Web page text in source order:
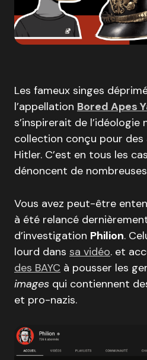
Les fameux singes
l’appellation Bored Apes
s’inspirerait de l’idéologie
collection conçu pour des
Hitler. C’est en tous les
dénoncent de
Vous avez peut-être
à été relancé
d’investigation Philion.
lourd dans sa vidéo. et
des BAYC à pousser les
images qui contiennent
et pro-nazis.